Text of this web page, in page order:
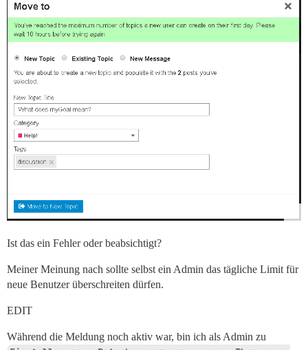
Ist das ein Fehler oder beabsichtigt?
Meiner Meinung nach sollte selbst ein Admin das tägliche Limit für
neue Benutzer überschreiten dürfen.
EDIT
Während die Meldung noch aktiv war, bin ich als Admin zu